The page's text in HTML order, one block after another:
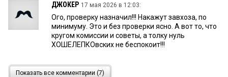
ДЖОКЕР 17 мая 2026 в 12:03:
Ого, проверку назначил!!! Накажут завхоза, по
минимуму. Это и без проверки ясно. А вот то, что
кругом комиссии и советы, а толку нуль
ХОШЕЛЕПКОвских не беспокоит!!!
17 мая 2026 в 12:01:
Показать все комментарии (7)